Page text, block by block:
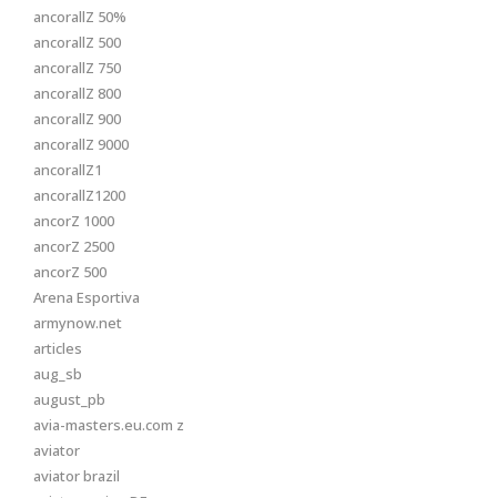
ancorallZ 50%
ancorallZ 500
ancorallZ 750
ancorallZ 800
ancorallZ 900
ancorallZ 9000
ancorallZ1
ancorallZ1200
ancorZ 1000
ancorZ 2500
ancorZ 500
Arena Esportiva
armynow.net
articles
aug_sb
august_pb
avia-masters.eu.com z
aviator
aviator brazil